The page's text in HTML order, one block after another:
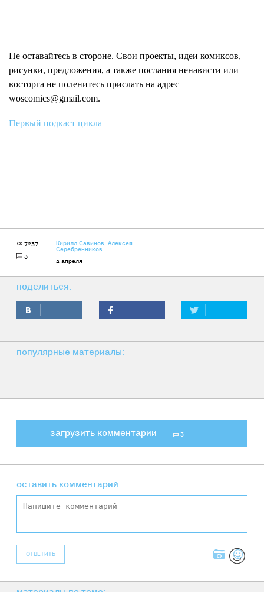
Не оставайтесь в стороне. Свои проекты, идеи комиксов,
рисунки, предложения, а также послания ненависти или
восторга не поленитесь прислать на адрес
woscomics@gmail.com.
Первый подкаст цикла
7237
3
Кирилл Савинов, Алексей
Серебренников
2 апреля
поделиться:
популярные материалы:
загрузить комментарии 3
оставить комментарий
ОТВЕТИТЬ